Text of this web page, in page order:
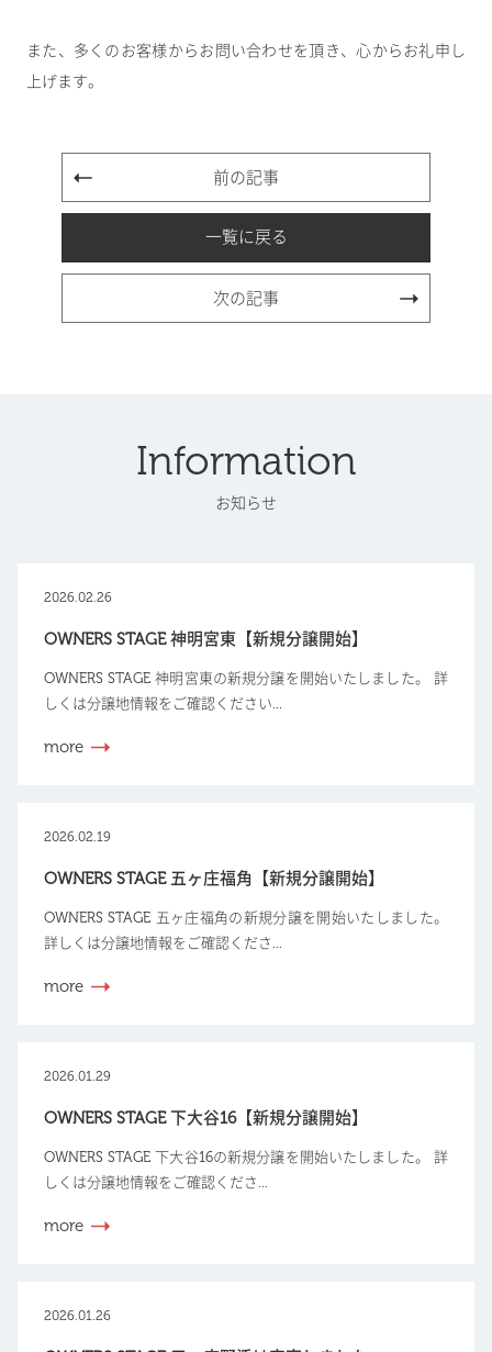
また、多くのお客様からお問い合わせを頂き、心からお礼申し
上げます。
前の記事
一覧に戻る
次の記事
Information
お知らせ
2026.02.26
OWNERS STAGE 神明宮東【新規分譲開始】
OWNERS STAGE 神明宮東の新規分譲を開始いたしました。 詳
しくは分譲地情報をご確認ください...
more
2026.02.19
OWNERS STAGE 五ヶ庄福角【新規分譲開始】
OWNERS STAGE 五ヶ庄福角の新規分譲を開始いたしました。
詳しくは分譲地情報をご確認くださ...
more
2026.01.29
OWNERS STAGE 下大谷16【新規分譲開始】
OWNERS STAGE 下大谷16の新規分譲を開始いたしました。 詳
しくは分譲地情報をご確認くださ...
more
2026.01.26